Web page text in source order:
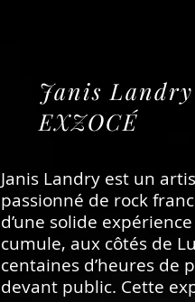
Janis Landry
EXZOCÉ
Janis Landry est un
passionné de rock
d’une solide
cumule, aux côtés de
centaines d’heures de
devant public. Cette